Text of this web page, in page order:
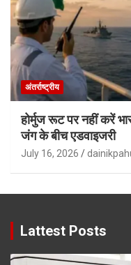
अंतर्राष्ट्रीय
होर्मुज रूट पर नहीं करें
जंग के बीच एडवाइजरी
July 16, 2026
Lattest Posts